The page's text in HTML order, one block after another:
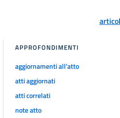
APPROFONDIMENTI
aggiornamenti all'atto
atti aggiornati
atti correlati
note atto